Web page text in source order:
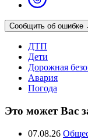
Сообщить об ошибке
ДТП
Дети
Дорожная
Авария
Погода
Это может Вас
07.08.26